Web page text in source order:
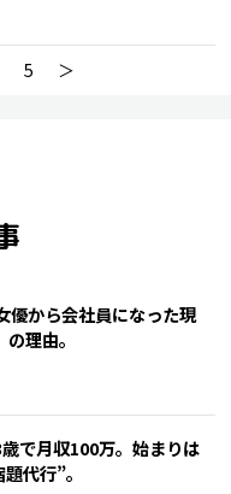
5 ＞
優から会社員になった現
理由。
で月収100万。始まりは
代行”。